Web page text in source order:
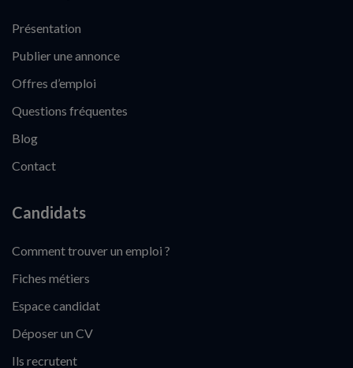
Présentation
Publier une annonce
Offres d’emploi
Questions fréquentes
Blog
Contact
Candidats
Comment trouver un emploi ?
Fiches métiers
Espace candidat
Déposer un CV
Ils recrutent